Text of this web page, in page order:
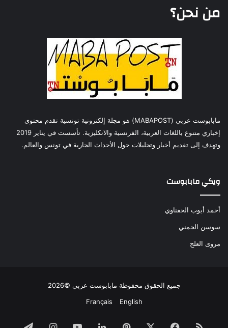
من نحن؟
مابابوست عربي (MABAPOST) هو مجلة إلكترونية تونسية تقدم محتوى
إخباري متنوع باللغات العربية، الفرنسية والانكليزية. تأسست في يناير 2019
وتهدف إلى تقديم أخبار وتحليلات حول الأحداث الجارية في تونس والعالم.
ويكي مابابوست
أحمد أيوب الحفناوي
سوسن الجمني
مروى العلج
جميع الحقوق محفوظة مابابوست عربي ©2026
English
Français